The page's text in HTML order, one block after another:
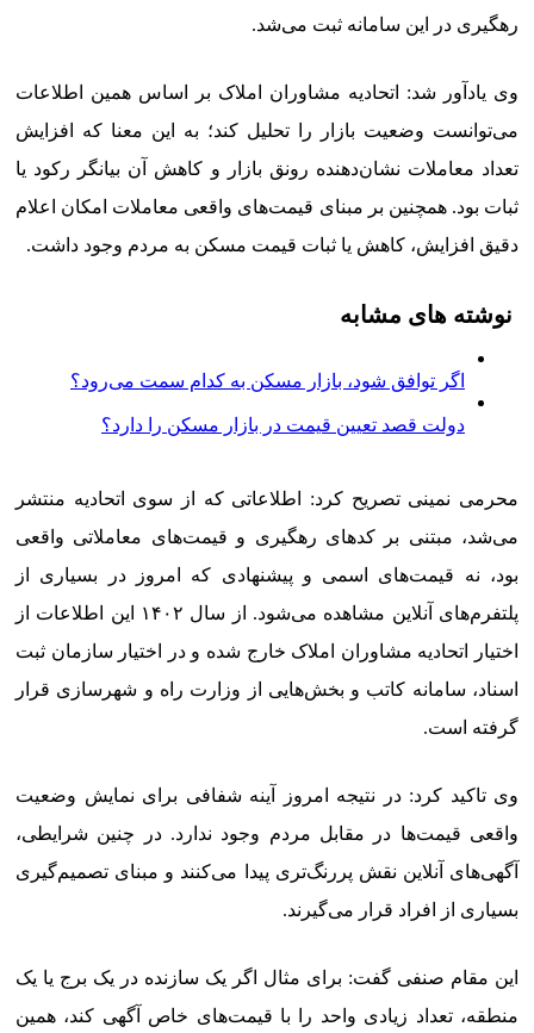
رهگیری در این سامانه ثبت می‌شد.
وی یادآور شد: اتحادیه مشاوران املاک بر اساس همین اطلاعات
می‌توانست وضعیت بازار را تحلیل کند؛ به این معنا که افزایش
تعداد معاملات نشان‌دهنده رونق بازار و کاهش آن بیانگر رکود یا
ثبات بود. همچنین بر مبنای قیمت‌های واقعی معاملات امکان اعلام
دقیق افزایش، کاهش یا ثبات قیمت مسکن به مردم وجود داشت.
نوشته های مشابه
اگر توافق شود، بازار مسکن به کدام سمت می‌رود؟
دولت قصد تعیین قیمت در بازار مسکن را دارد؟
محرمی نمینی تصریح کرد: اطلاعاتی که از سوی اتحادیه منتشر
می‌شد، مبتنی بر کدهای رهگیری و قیمت‌های معاملاتی واقعی
بود، نه قیمت‌های اسمی و پیشنهادی که امروز در بسیاری از
پلتفرم‌های آنلاین مشاهده می‌شود. از سال ۱۴۰۲ این اطلاعات از
اختیار اتحادیه مشاوران املاک خارج شده و در اختیار سازمان ثبت
اسناد، سامانه کاتب و بخش‌هایی از وزارت راه و شهرسازی قرار
گرفته است.
وی تاکید کرد: در نتیجه امروز آینه شفافی برای نمایش وضعیت
واقعی قیمت‌ها در مقابل مردم وجود ندارد. در چنین شرایطی،
آگهی‌های آنلاین نقش پررنگ‌تری پیدا می‌کنند و مبنای تصمیم‌گیری
بسیاری از افراد قرار می‌گیرند.
این مقام صنفی گفت: برای مثال اگر یک سازنده در یک برج یا یک
منطقه، تعداد زیادی واحد را با قیمت‌های خاص آگهی کند، همین